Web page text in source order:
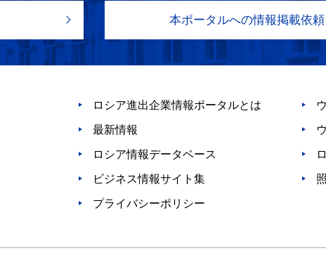
本ポータルへの情報掲載依頼
ロシア進出企業情報ポータルとは
最新情報
ロシア情報データベース
ビジネス情報サイト集
プライバシーポリシー